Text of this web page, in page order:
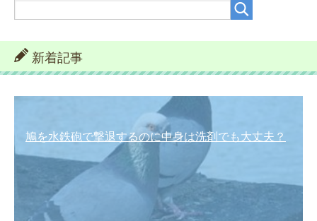
新着記事
鳩を水鉄砲で撃退するのに中身は洗剤でも大丈夫？